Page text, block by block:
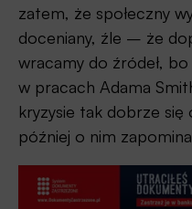
zatem, że społeczny
doceniany, źle – że
wracamy do źródeł,
w pracach Adama
kryzysie tak dobrze się
później o nim